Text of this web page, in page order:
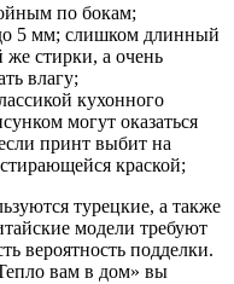
по бокам;
5 мм; слишком длинный
же стирки, а очень
влагу;
кухонного
могут оказаться
принт выбит на
краской;
турецкие, а также
модели требуют
вероятность подделки.
вам в дом» вы